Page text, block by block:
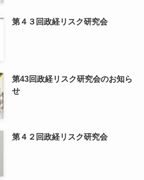
第４３回政経リスク研究会
第43回政経リスク研究会のお知ら
せ
第４２回政経リスク研究会